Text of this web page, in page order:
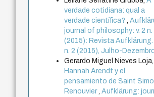
verdade cotidiana: qual a
verdade científica?,
journal of philosophy: v. 2 n.
(2015): Revista Aufklärung.
n. 2 (2015), Julho-
Gerardo Miguel Nieves Loja,
Hannah Arendt y el
pensamiento de Saint
Renouvier,Aufklärung: